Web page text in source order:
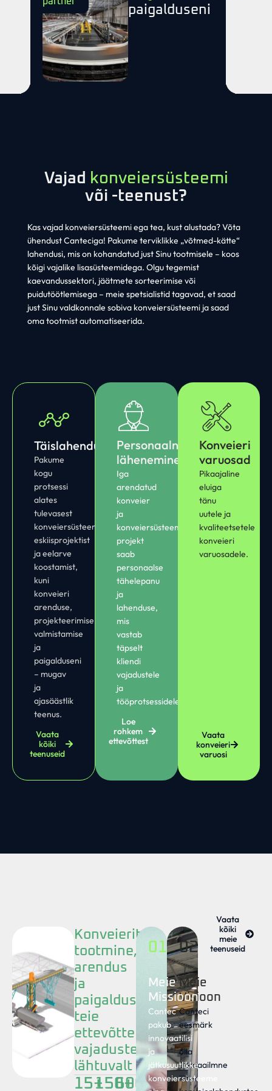
paigalduseni
Vajad konveiersüsteemi
või -teenust?
Kas vajad konveiersüsteemi ega tea, kust alustada? Võta
ühendust Canteciga! Pakume terviklikke „võtmed-kätte“
lahendusi, mis on kohandatud just Sinu tootmisele – koos
kõigi vajalike lisasüsteemidega. Olgu tegemist
kaevandussektori, jäätmete sorteerimise või
puidutöötlemisega – meie spetsialistid tagavad, et saad
just Sinu valdkonnale sobiva konveiersüsteemi ja saad
oma tootmist automatiseerida.
Täislahendusteenus
Pakume
kogu
protsessi
alates
tulevasest
konveiersüsteemi
eskiisprojektist
ja eelarve
koostamist,
kuni
konveieri
arenduse,
projekteerimise,
valmistamise
ja
paigalduseni
– mugav
ja
ajasäästlik
teenus.
Vaata
kõiki
teenuseid
Personaalne
lähenemine
Iga
arendatud
konveier
ja
konveiersüsteemi
projekt
saab
personaalse
tähelepanu
ja
lahenduse,
mis
vastab
täpselt
kliendi
vajadustele
ja
tööprotsessidele.
Loe
rohkem
ettevõttest
Konveieri
varuosad
Pikaajaline
eluiga
tänu
uutele ja
kvaliteetsetele
konveieri
varuosadele.
Vaata
konveieri
varuosi
Konveierite
tootmine,
arendus
ja
paigaldus
teie
ettevõtte
vajadustest
lähtuvalt
15+
150+
600 +
01
Meie
Missioon
Cantec
pakub
innovaatilisi
ja
jätkusuutlikke
konveiersüsteeme
02
Meie
Visioon
Canteci
eesmärk
on
olla
ülemaailmne
liider
Vaata
kõiki
meie
teenuseid